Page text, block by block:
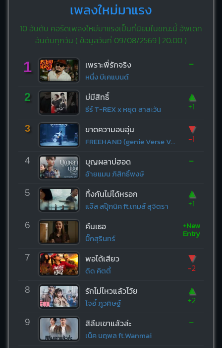
เพลงใหม่มาแรง
10 อันดับ คอร์ดเพลงใหม่มาแรงเป็นที่นิยมในขณะนี้ อัพเดท
อันดับทุกวัน ( ข้อมูลวันที่ 09/08/2569 | 20:00)
1 เพราะพี่รักจริง
หนึ่ง บีเคแบนด์
-
2 บ่มีสิทธิ์
ธีร์ T-REX x หยุด สาละวัน
▲
+1
3 ขาดความอบอุ่น
FREEHAND (genie Verse Vol.1)
▼
-1
4 บุญผลาบ่ฮอด
อ้ายแมน ภิสิทธิ์พงษ์
-
5 ทิ้งกันไม่ได้หรอก
แจ๊ส สปุ๊กนิค ft.เกมส์ สุจิตรา
▲
+1
6 คืนเธอ
บิ๊กสุรินทร์
+New
Entry
7 พอได้เสียว
ดิด คิตตี้
▼
-2
8 รักไม่ไหวแล้วโว้ย
โจอี้ ภูวศิษฐ์
▲
+2
9 สิลืมเขาแล้วล่ะ
เน็ค นฤพล ft.Wanmai
-